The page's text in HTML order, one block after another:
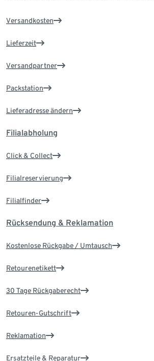
Versandkosten
Lieferzeit
Versandpartner
Packstation
Lieferadresse ändern
Filialabholung
Click & Collect
Filialreservierung
Filialfinder
Rücksendung & Reklamation
Kostenlose Rückgabe / Umtausch
Retourenetikett
30 Tage Rückgaberecht
Retouren-Gutschrift
Reklamation
Ersatzteile & Reparatur